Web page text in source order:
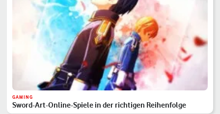
GAMING
Sword-Art-Online-Spiele in der richtigen Reihenfolge